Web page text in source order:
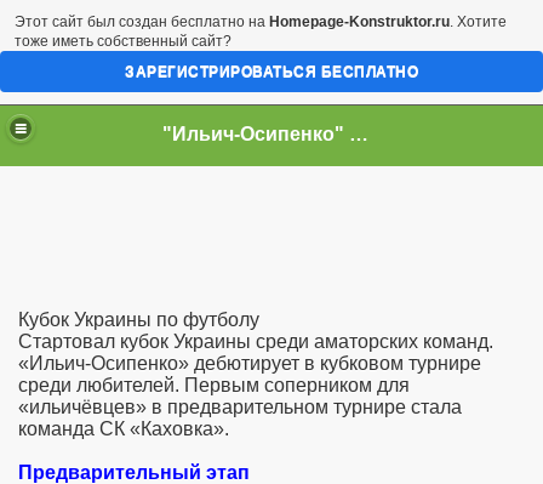
"Ильич-Осипенко" Футбольный клуб
Кубок Украины по футболу
Стартовал кубок Украины среди аматорских команд.
«Ильич-Осипенко» дебютирует в кубковом турнире
среди любителей. Первым соперником для
«ильичёвцев» в предварительном турнире стала
команда СК «Каховка».
Предварительный этап
Этот сайт был создан бесплатно на Homepage-Konstruktor.ru. Хотите
тоже иметь собственный сайт?
ЗАРЕГИСТРИРОВАТЬСЯ БЕСПЛАТНО